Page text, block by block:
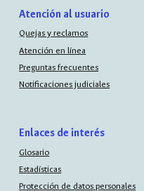
Atención al usuario
Quejas y reclamos
Atención en línea
Preguntas frecuentes
Notificaciones judiciales
Enlaces de interés
Glosario
Estadísticas
Protección de datos personales